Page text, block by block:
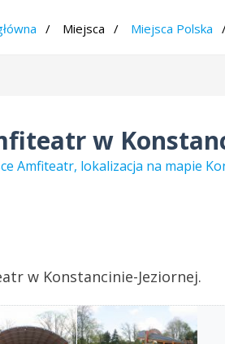
Miejsca Miejsca Polska
w
Amfiteatr, lokalizacja na mapie
w Konstancinie-Jeziornej.